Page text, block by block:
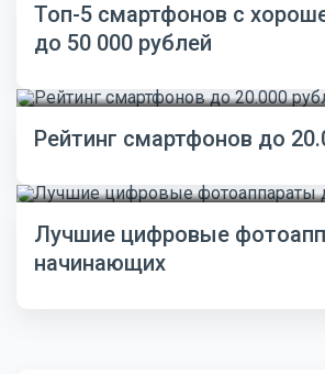
Топ-5 смартфонов с
до 50 000 рублей
Рейтинг смартфонов до
Лучшие цифровые
начинающих